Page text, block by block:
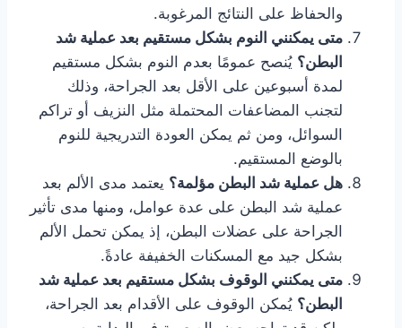
والحفاظ على النتائج المرغوبة.
متى يمكنني النوم بشكل مستقيم بعد عملية شد
البطن؟ يُنصح عمومًا بعدم النوم بشكل مستقيم
لمدة أسبوعين على الأقل بعد الجراحة، وذلك
لتجنب المضاعفات المحتملة مثل النزيف أو تراكم
السوائل، ومن ثم يمكن العودة التدريجية للنوم
بالوضع المستقيم.
هل عملية شد البطن مؤلمة؟ يعتمد مدى الألم بعد
عملية شد البطن على عدة عوامل، ومنها مدى تأثير
الجراحة على عضلات البطن، إذ يمكن تحمل الألم
بشكل جيد مع المسكنات الخفيفة عادةً.
متى يمكنني الوقوف بشكل مستقيم بعد عملية شد
البطن؟ يُمكن الوقوف على الأقدام بعد الجراحة،